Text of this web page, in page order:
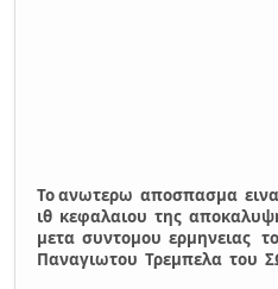
Το ανωτερω αποσπασμα
ιθ κεφαλαιου της
μετα συντομου ερμηνειας
Παναγιωτου Τρεμπελα του